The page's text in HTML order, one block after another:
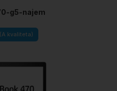
g5-najem
kvaliteta)